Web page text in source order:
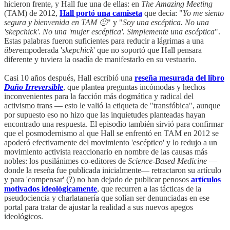
hicieron frente, y Hall fue una de ellas: en The Amazing Meeting
(TAM) de 2012, Hall portó una camiseta que decía: "Yo me siento
segura y bienvenida en TAM 🙂" y "Soy una escéptica. No una
'skepchick'. No una 'mujer escéptica'. Simplemente una escéptica".
Estas palabras fueron suficientes para reducir a lágrimas a una
überempoderada 'skepchick' que no soportó que Hall pensara
diferente y tuviera la osadía de manifestarlo en su vestuario.
Casi 10 años después, Hall escribió una reseña mesurada del libro
Daño Irreversible, que plantea preguntas incómodas y hechos
inconvenientes para la facción más dogmática y radical del
activismo trans — esto le valió la etiqueta de "transfóbica", aunque
por supuesto eso no hizo que las inquietudes planteadas hayan
encontrado una respuesta. El episodio también sirvió para confirmar
que el posmodernismo al que Hall se enfrentó en TAM en 2012 se
apoderó efectivamente del movimiento 'escéptico' y lo redujo a un
movimiento activista reaccionario en nombre de las causas más
nobles: los pusilánimes co-editores de Science-Based Medicine —
donde la reseña fue publicada inicialmente— retractaron su artículo
y para 'compensar' (?) no han dejado de publicar penosos artículos
motivados ideológicamente, que recurren a las tácticas de la
pseudociencia y charlatanería que solían ser denunciadas en ese
portal para tratar de ajustar la realidad a sus nuevos apegos
ideológicos.